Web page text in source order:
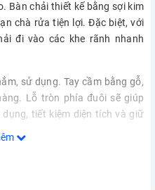
Bàn chải thiết kế bằng sợi kim
chà rửa tiện lợi. Đặc biệt, với
đi vào các khe rãnh nhanh
sử dụng. Tay cầm bằng gỗ,
Lỗ tròn phía đuôi sẽ giúp
tiết kiệm diện tích và giữ